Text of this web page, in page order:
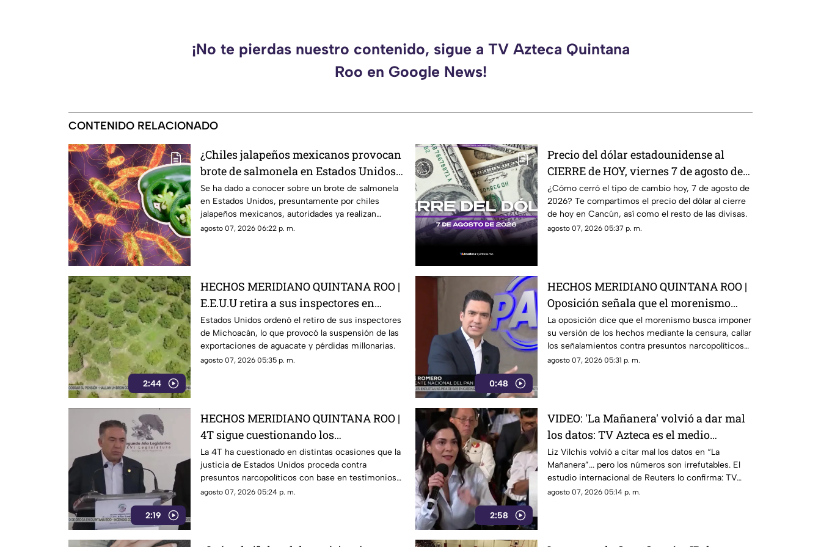
¡No te pierdas nuestro contenido, sigue a TV Azteca Quintana
Roo en Google News!
CONTENIDO RELACIONADO
¿Chiles jalapeños mexicanos provocan
brote de salmonela en Estados Unidos?
Esto debes saber
Se ha dado a conocer sobre un brote de salmonela
en Estados Unidos, presuntamente por chiles
jalapeños mexicanos, autoridades ya realizan
investigación.
agosto 07, 2026 06:22 p. m.
Precio del dólar estadounidense al
CIERRE de HOY, viernes 7 de agosto de
2026, en Cancún
¿Cómo cerró el tipo de cambio hoy, 7 de agosto de
2026? Te compartimos el precio del dólar al cierre
de hoy en Cancún, así como el resto de las divisas.
agosto 07, 2026 05:37 p. m.
2:44
HECHOS MERIDIANO QUINTANA ROO |
E.E.U.U retira a sus inspectores en
Michoacán y provocá la suspensión de
exportaciones de aguacate
Estados Unidos ordenó el retiro de sus inspectores
de Michoacán, lo que provocó la suspensión de las
exportaciones de aguacate y pérdidas millonarias.
agosto 07, 2026 05:35 p. m.
0:48
HECHOS MERIDIANO QUINTANA ROO |
Oposición señala que el morenismo
quiere imponer su versión de los
hechos usando la censura
La oposición dice que el morenismo busca imponer
su versión de los hechos mediante la censura, callar
los señalamientos contra presuntos narcopolíticos
de la 4T y presentar a la oposición como la villana.
agosto 07, 2026 05:31 p. m.
2:19
HECHOS MERIDIANO QUINTANA ROO |
4T sigue cuestionando los
señalamientos de E.E.U.U contra
narc0polít1c0s como Rocha Moya
La 4T ha cuestionado en distintas ocasiones que la
justicia de Estados Unidos proceda contra
presuntos narcopolíticos con base en testimonios
de testigos protegidos, un mecanismo que
agosto 07, 2026 05:24 p. m.
2:58
VIDEO: 'La Mañanera' volvió a dar mal
los datos: TV Azteca es el medio
tradicional con mayor alcance y
credibilidad de México
Liz Vilchis volvió a citar mal los datos en “La
Mañanera”... pero los números son irrefutables. El
estudio internacional de Reuters lo confirma: TV
Azteca es el medio tradicional con mayor alcance y
agosto 07, 2026 05:14 p. m.